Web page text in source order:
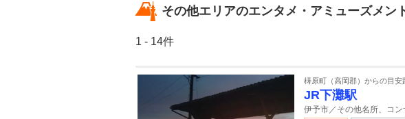
その他エリアのエンタメ・アミューズメン
1 - 14件
梼原町（高岡郡）からの目安
JR下灘駅
伊予市／その他名所、コン